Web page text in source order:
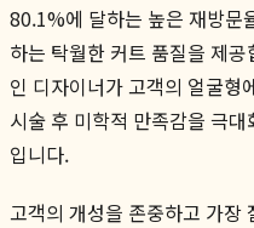
80.1%에 달하는 높은 재방문
하는 탁월한 커트 품질을 제
인 디자이너가 고객의 얼굴형
시술 후 미학적 만족감을 극
입니다.
고객의 개성을 존중하고 가장